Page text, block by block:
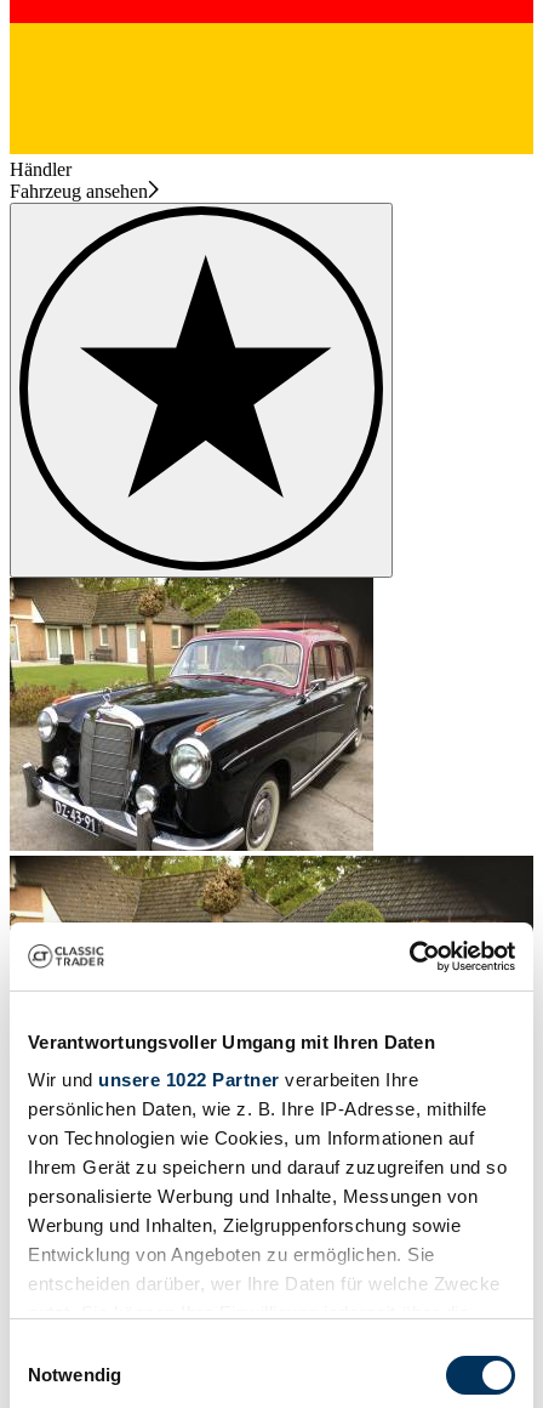
Verantwortungsvoller Umgang mit Ihren Daten
Wir und unsere 1022 Partner verarbeiten Ihre
persönlichen Daten, wie z. B. Ihre IP-Adresse, mithilfe
von Technologien wie Cookies, um Informationen auf
Ihrem Gerät zu speichern und darauf zuzugreifen und so
personalisierte Werbung und Inhalte, Messungen von
Werbung und Inhalten, Zielgruppenforschung sowie
Entwicklung von Angeboten zu ermöglichen. Sie
entscheiden darüber, wer Ihre Daten für welche Zwecke
Trigger Symbol ändern oder widerrufen
Notwendig
Händler
Fahrzeug ansehen
/25